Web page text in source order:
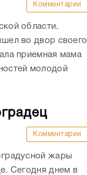
Комментарии
области.
во двор своего
приемная мама
молодой
Комментарии
жары
Сегодня днем в